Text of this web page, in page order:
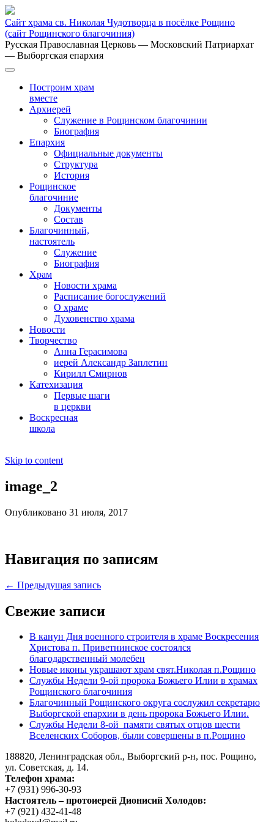
Сайт храма св. Николая Чудотворца в посёлке Рощино
(сайт Рощинского благочиния)
Русская Православная Церковь — Московский Патриархат
— Выборгская епархия
Построим храм
вместе
Архиерей
Служение в Рощинском благочинии
Биография
Епархия
Официальные документы
Структура
История
Рощинское
благочиние
Документы
Состав
Благочинный,
настоятель
Служение
Биография
Храм
Новости храма
Расписание богослужений
О храме
Духовенство храма
Новости
Творчество
Анна Герасимова
иерей Александр Заплетин
Кирилл Смирнов
Катехизация
Первые шаги
в церкви
Воскресная
школа
Skip to content
image_2
Опубликовано 31 июля, 2017
Навигация по записям
← Предыдущая запись
Свежие записи
В канун Дня военного строителя в храме Воскресения
Христова п. Приветнинское состоялся
благодарственный молебен
Новые иконы украшают храм свят.Николая п.Рощино
Службы Недели 9-ой пророка Божьего Илии в храмах
Рощинского благочиния
Благочинный Рощинского округа сослужил секретарю
Выборгской епархии в день пророка Божьего Илии.
Службы Недели 8-ой памяти святых отцов шести
Вселенских Соборов, были совершены в п.Рощино
188820, Ленинградская обл., Выборгский р-н, пос. Рощино,
ул. Советская, д. 14.
Телефон храма:
+7 (931) 996-30-93
Настоятель – протоиерей Дионисий Холодов:
+7 (921) 432-41-48